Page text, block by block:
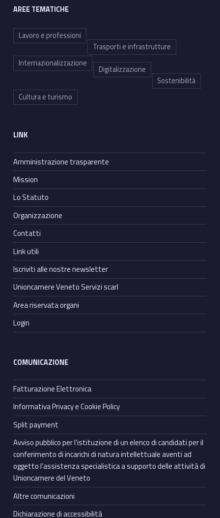
AREE TEMATICHE
Lavoro e professioni
Trasporti e infrastrutture
Internazionalizzazione
Digitalizzazione
Sostenibilità
Cultura e turismo
LINK
Amministrazione trasparente
Mission
Lo Statuto
Organizzazione
Contatti
Link utili
Iscriviti alle nostre newsletter
Unioncamere Veneto Servizi scarl
Area riservata organi
Login
COMUNICAZIONE
Fatturazione Elettronica
Informativa Privacy e Cookie Policy
Split payment
Avviso pubblico per l’istituzione di un elenco di candidati per il
conferimento di incarichi di natura intellettuale aventi ad
oggetto l’assistenza specialistica a supporto delle attività di
Unioncamere del Veneto
Altre comunicazioni
Dichiarazione di accessibilità